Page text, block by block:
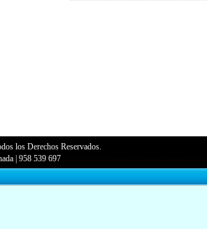
los Derechos Reservados.
|958 539 697